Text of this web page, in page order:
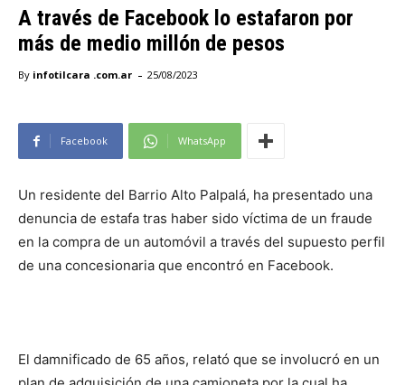
A través de Facebook lo estafaron por
más de medio millón de pesos
By infotilcara .com.ar - 25/08/2023
Facebook WhatsApp
Un residente del Barrio Alto Palpalá, ha presentado una
denuncia de estafa tras haber sido víctima de un fraude
en la compra de un automóvil a través del supuesto perfil
de una concesionaria que encontró en Facebook.
El damnificado de 65 años, relató que se involucró en un